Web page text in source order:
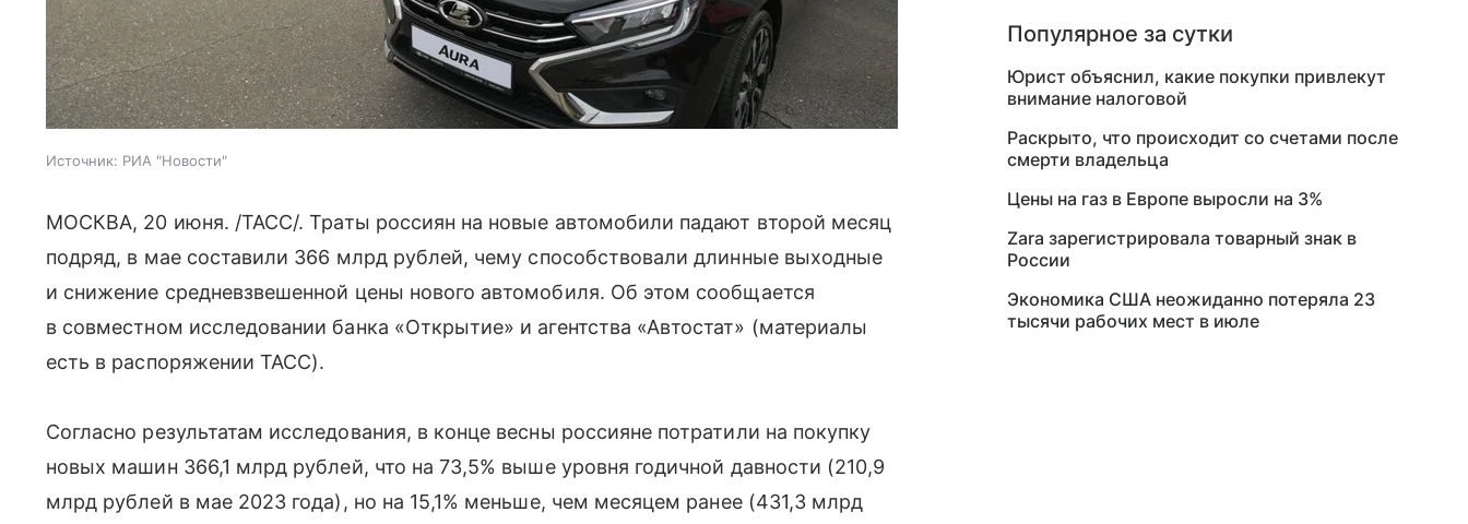
Источник: РИА "Новости"
МОСКВА, 20 июня. /ТАСС/. Траты россиян на новые автомобили падают второй месяц
подряд, в мае составили 366 млрд рублей, чему способствовали длинные выходные
и снижение средневзвешенной цены нового автомобиля. Об этом сообщается
в совместном исследовании банка «Открытие» и агентства «Автостат» (материалы
есть в распоряжении ТАСС).
Согласно результатам исследования, в конце весны россияне потратили на покупку
новых машин 366,1 млрд рублей, что на 73,5% выше уровня годичной давности (210,9
млрд рублей в мае 2023 года), но на 15,1% меньше, чем месяцем ранее (431,3 млрд
Популярное за сутки
Юрист объяснил, какие покупки привлекут
внимание налоговой
Раскрыто, что происходит со счетами после
смерти владельца
Цены на газ в Европе выросли на 3%
Zara зарегистрировала товарный знак в
России
Экономика США неожиданно потеряла 23
тысячи рабочих мест в июле